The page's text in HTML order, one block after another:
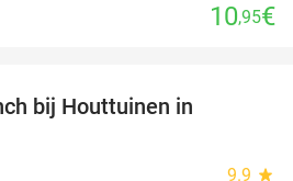
10,95€
bij Houttuinen in
9.9 star